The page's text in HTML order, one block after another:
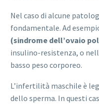
Nel caso di alcune
fondamentale. Ad
(sindrome dell’ovaio
insulino-resistenza, o
basso peso corporeo.
L’infertilità maschile è
dello sperma. In questi